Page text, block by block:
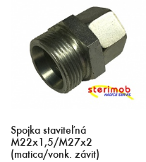
Spojka staviteľná
M22x1,5/M27x2
(matica/vonk. závit)